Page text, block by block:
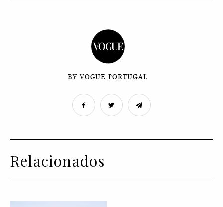
BY VOGUE PORTUGAL
Relacionados